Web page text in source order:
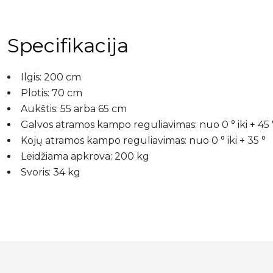
Specifikacija
Ilgis: 200 cm
Plotis: 70 cm
Aukštis: 55 arba 65 cm
Galvos atramos kampo reguliavimas: nuo 0 ° iki + 45
Kojų atramos kampo reguliavimas: nuo 0 ° iki + 35 °
Leidžiama apkrova: 200 kg
Svoris: 34 kg